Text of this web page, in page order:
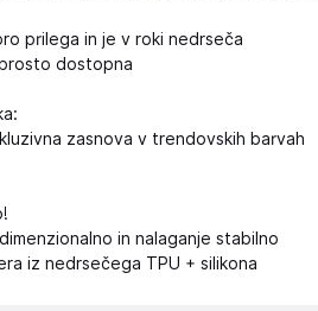
prilega in je v roki nedrseča
dostopna
zasnova v trendovskih barvah
in nalaganje stabilno
iz nedrsečega TPU + silikona